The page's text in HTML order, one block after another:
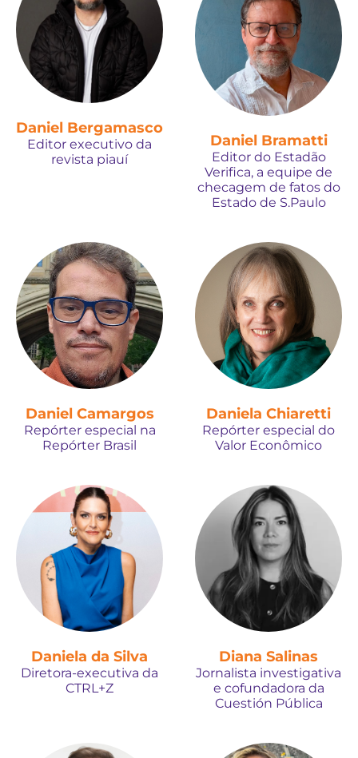
Daniel Bergamasco
Editor executivo da
revista piauí
Daniel Bramatti
Editor do Estadão
Verifica, a equipe de
checagem de fatos do
Estado de S.Paulo
Daniel Camargos
Repórter especial na
Repórter Brasil
Daniela Chiaretti
Repórter especial do
Valor Econômico
Daniela da Silva
Diretora-executiva da
CTRL+Z
Diana Salinas
Jornalista investigativa
e cofundadora da
Cuestión Pública